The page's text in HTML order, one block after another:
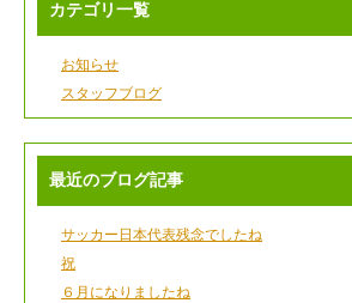
カテゴリ一覧
お知らせ
スタッフブログ
最近のブログ記事
サッカー日本代表残念でしたね
祝
６月になりましたね